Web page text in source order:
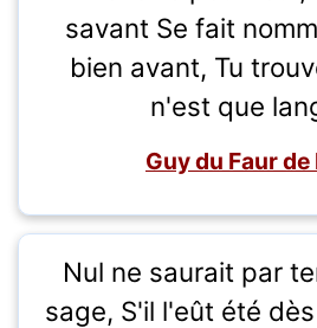
savant Se fait
bien avant, Tu
n'est que
Guy du Faur
Nul ne saurait par
sage, S'il l'eût été